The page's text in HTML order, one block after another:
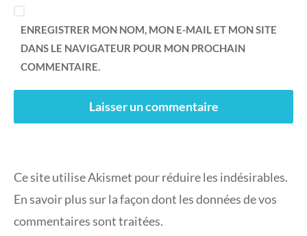
ENREGISTRER MON NOM, MON E-MAIL ET MON SITE
DANS LE NAVIGATEUR POUR MON PROCHAIN
COMMENTAIRE.
Ce site utilise Akismet pour réduire les indésirables.
En savoir plus sur la façon dont les données de vos
commentaires sont traitées.